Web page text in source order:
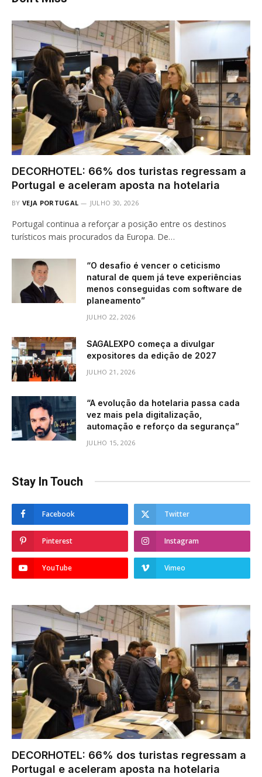
DECORHOTEL: 66% dos turistas regressam a
Portugal e aceleram aposta na hotelaria
BY VEJA PORTUGAL JULHO 30, 2026
Portugal continua a reforçar a posição entre os destinos
turísticos mais procurados da Europa. De…
“O desafio é vencer o ceticismo
natural de quem já teve experiências
menos conseguidas com software de
planeamento”
JULHO 22, 2026
SAGALEXPO começa a divulgar
expositores da edição de 2027
JULHO 21, 2026
“A evolução da hotelaria passa cada
vez mais pela digitalização,
automação e reforço da segurança”
JULHO 15, 2026
Stay In Touch
Facebook Twitter
Pinterest Instagram
YouTube Vimeo
DECORHOTEL: 66% dos turistas regressam a
Portugal e aceleram aposta na hotelaria